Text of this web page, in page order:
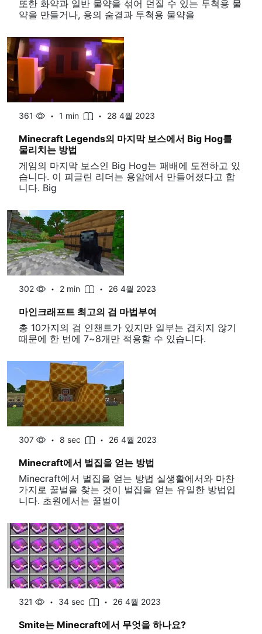
또한 화약과 일반 물약을 섞어 던질 수 있는 투척용 물
약을 만들거나, 용의 숨결과 투척용 물약을
361 1 min 28 4월 2023
Minecraft Legends의 마지막 보스에서 Big Hog를
물리치는 방법
게임의 마지막 보스인 Big Hog는 패배에 도전하고 있
습니다. 이 피글린 리더는 용암에서 만들어졌다고 합
니다. Big
302 2 min 26 4월 2023
마인크래프트 최고의 검 마법부여
총 10가지의 검 인챈트가 있지만 일부는 겹치지 않기
때문에 한 번에 7~8개만 적용할 수 있습니다.
307 8 sec 26 4월 2023
Minecraft에서 벌집을 얻는 방법
Minecraft에서 벌집을 얻는 방법 실생활에서와 마찬
가지로 꿀벌을 찾는 것이 벌집을 얻는 유일한 방법입
니다. 초원에서는 꿀벌이
321 34 sec 26 4월 2023
Smite는 Minecraft에서 무엇을 하나요?